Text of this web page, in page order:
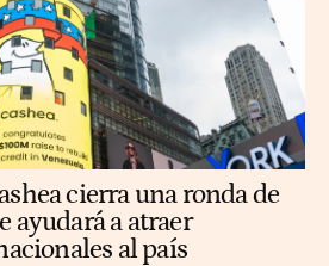
cierra una ronda de
ayudará a atraer
al país